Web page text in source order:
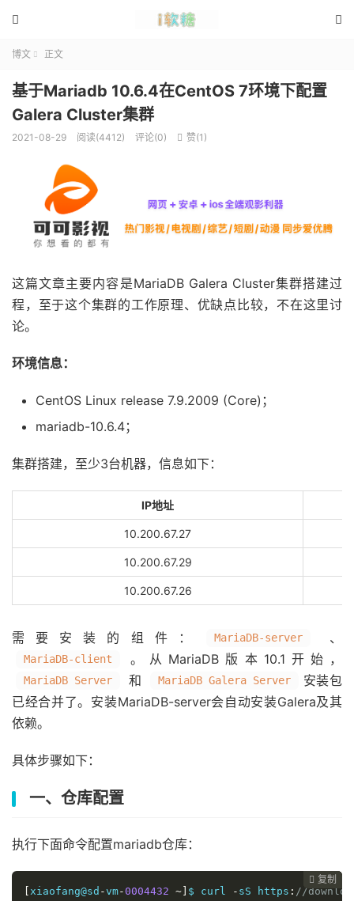


博文  正文
基于Mariadb 10.6.4在CentOS 7环境下配置
Galera Cluster集群
2021-08-29 阅读(4412) 评论(0)  赞(1 )
这篇文章主要内容是MariaDB Galera Cluster集群搭建过
程，至于这个集群的工作原理、优缺点比较，不在这里讨
论。
环境信息：
CentOS Linux release 7.9.2009 (Core)；
mariadb-10.6.4；
集群搭建，至少3台机器，信息如下：
IP地址
10.200.67.27
10.200.67.29
10.200.67.26
需要安装的组件： MariaDB-server 、
MariaDB-client 。从MariaDB版本10.1开始，
MariaDB Server 和 MariaDB Galera Server
安装包
已经合并了。安装MariaDB-server会自动安装Galera及其
依赖。
具体步骤如下：
一、仓库配置
执行下面命令配置mariadb仓库：
 复制
 复制
 复制
 复制
 复制
 复制
 复制
 复制
 复制
 复制
 复制
 复制
 复制
 复制
 复制
 复制
 复制
 复制
 复制
 复制
 复制
 复制
 复制
 复制
 复制
 复制
 复制
 复制
 复制
 复制
 复制
 复制
[ xiaofang@sd -vm-0004432 ~] $ curl - sS https : //